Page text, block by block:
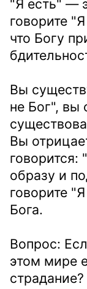
"Я есть" —
говорите
что Богу
Вы
не Бог", вы
Вы
говорится:
образу и
говорите
Бога.
Вопрос:
этом мире
страдание?